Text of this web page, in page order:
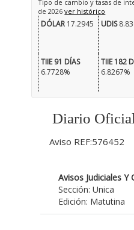
Tipo de cambio y tasas de
de 2026ver histórico
DÓLAR17.2945 UDIS
TIIE 91 DÍAS
6.7728%
TIIE 182
6.8267%
Diario
Aviso REF:576452
Avisos Judiciales Y
Sección: Unica
Edición: Matutina